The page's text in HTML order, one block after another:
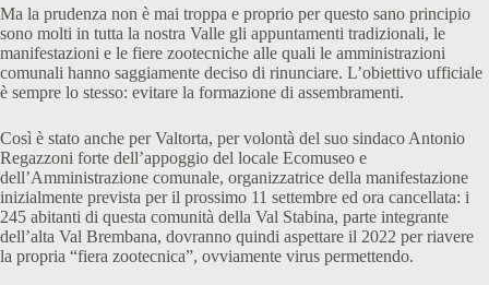
Ma la prudenza non è mai troppa e proprio per questo sano principio
sono molti in tutta la nostra Valle gli appuntamenti tradizionali, le
manifestazioni e le fiere zootecniche alle quali le amministrazioni
comunali hanno saggiamente deciso di rinunciare. L’obiettivo ufficiale
è sempre lo stesso: evitare la formazione di assembramenti.
Così è stato anche per Valtorta, per volontà del suo sindaco Antonio
Regazzoni forte dell’appoggio del locale Ecomuseo e
dell’Amministrazione comunale, organizzatrice della manifestazione
inizialmente prevista per il prossimo 11 settembre ed ora cancellata: i
245 abitanti di questa comunità della Val Stabina, parte integrante
dell’alta Val Brembana, dovranno quindi aspettare il 2022 per riavere
la propria “fiera zootecnica”, ovviamente virus permettendo.